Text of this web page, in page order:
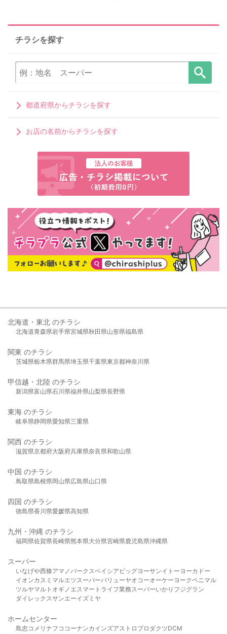
チラシを探す
都道府県からチラシを探す
お店の名前からチラシを探す
北海道・東北 のチラシ
北海道青森県岩手県宮城県秋田県山形県福島県
関東 のチラシ
茨城県栃木県群馬県埼玉県千葉県東京都神奈川県
甲信越・北陸 のチラシ
新潟県富山県石川県福井県山梨県長野県
東海 のチラシ
岐阜県静岡県愛知県三重県
関西 のチラシ
滋賀県京都府大阪府兵庫県奈良県和歌山県
中国 のチラシ
鳥取県島根県岡山県広島県山口県
四国 のチラシ
徳島県香川県愛媛県高知県
九州・沖縄 のチラシ
福岡県佐賀県長崎県熊本県大分県宮崎県鹿児島県沖縄県
スーパー
いなげや西條アマノパークスベイシア ビッグヨーサンイトーヨーカドー
イオンカスミ マルエツスーパーバリューヤオコーオーケー ヨークベニマル
ツルヤマルト オギノ エスマート ライフ業務スーパーいかり フジグラン
ダイレックスサンエーイズミヤ
ホームセンター
島忠 コメリ ナフコ コーナンカインズアストロプロダクツDCM